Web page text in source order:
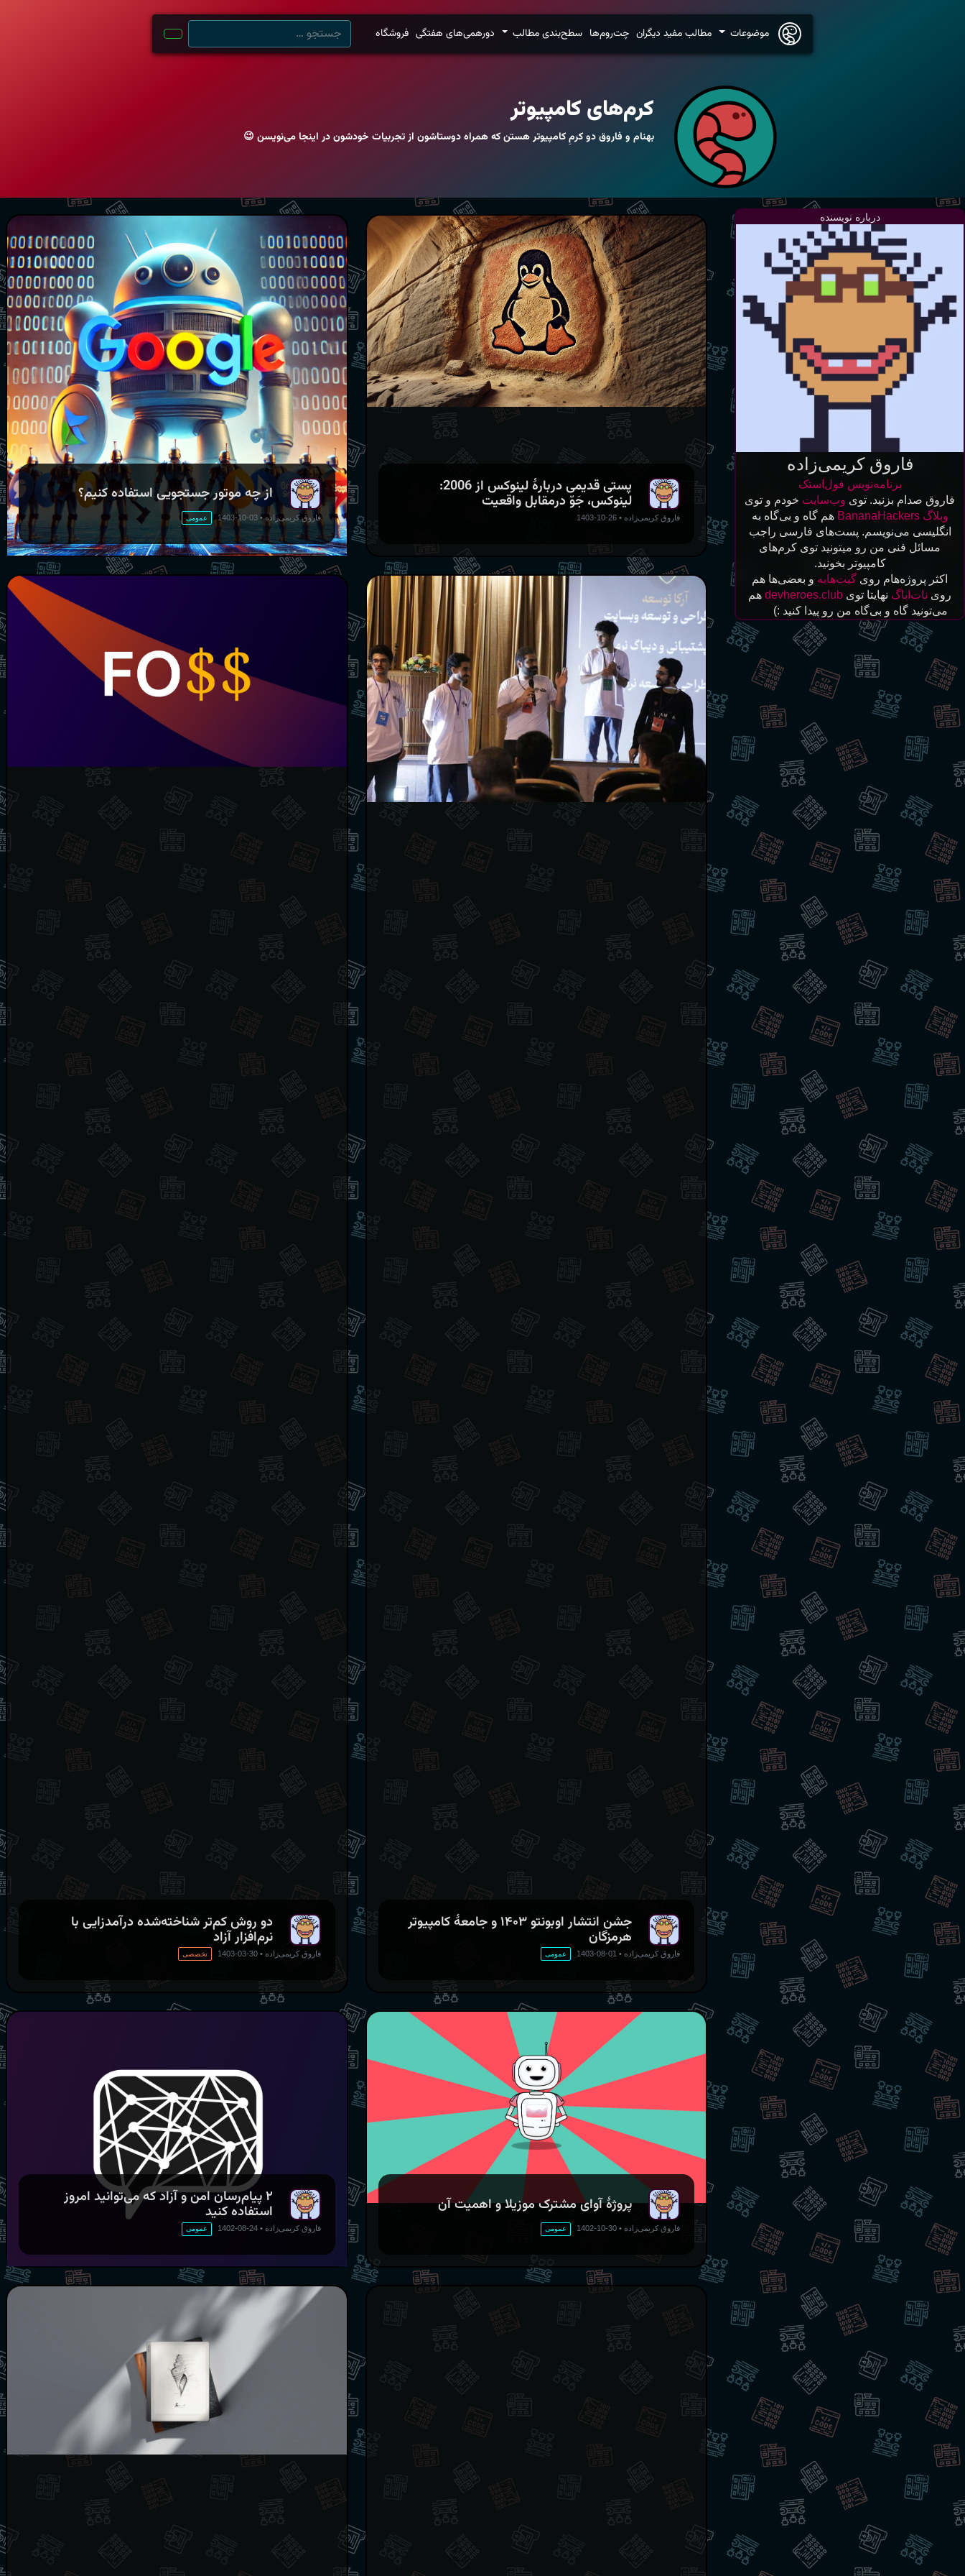
موضوعات مطالب مفید دیگران چت‌روم‌ها سطح‌بندی مطالب دورهمی‌های هفتگی فروشگاه
کرم‌های کامپیوتر
بهنام و فاروق دو کرمِ کامپیوتر هستن که همراه دوستاشون از تجربیات خودشون در اینجا می‌نویسن 😉
پستی قدیمی دربارهٔ لینوکس از 2006:‌
لینوکس، جَوّ درمقابل واقعیت
فاروق کریمی‌زاده •
26-10-1403
از چه موتور جستجویی استفاده کنیم؟
فاروق کریمی‌زاده•
03-10-1403 عمومی
جشن انتشار اوبونتو ۱۴۰۳ و جامعهٔ کامپیوتر
هرمزگان
فاروق کریمی‌زاده •
01-08-1403 عمومی
دو روش کم‌تر شناخته‌شده درآمدزایی با
نرم‌افزار آزاد
فاروق کریمی‌زاده •
30-03-1403 تخصصی
پروژهٔ آوای مشترک موزیلا و اهمیت آن
فاروق کریمی‌زاده •
30-10-1402 عمومی
۲ پیام‌رسان امن و آزاد که می‌توانید امروز
استفاده کنید
فاروق کریمی‌زاده •
24-08-1402 عمومی
کتاب‌خوان اونیکس بوکس پوک پرو
درباره نویسنده
فاروق کریمی‌زاده
برنامه‌نویس فول‌استک
فاروق صدام بزنید. توی وب‌سایت خودم و توی
وبلاگ BananaHackers
هم گاه و بی‌گاه به
انگلیسی می‌نویسم. پست‌های فارسی راجب
مسائل فنی من رو میتونید توی کرم‌های
کامپیوتر بخونید.
اکثر پروژه‌هام روی گیت‌هابه و بعضی‌ها هم
روی نات‌ا‌باگ نهایتا توی devheroes.club هم
می‌تونید گاه و بی‌گاه من رو پیدا کنید‌ :)